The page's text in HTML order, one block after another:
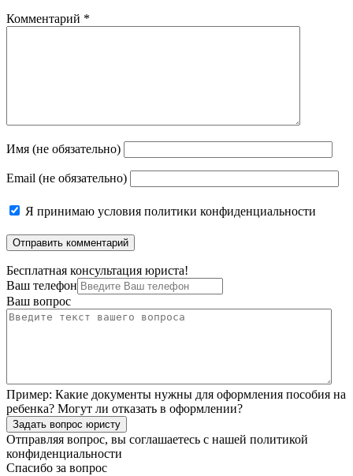
Комментарий *
Имя (не обязательно)
Email (не обязательно)
Я принимаю условия политики конфиденциальности
Бесплатная консультация юриста!
Ваш телефон
Ваш вопрос
Пример: Какие документы нужны для оформления пособия на
ребенка? Могут ли отказать в оформлении?
Задать вопрос юристу
Отправляя вопрос, вы соглашаетесь с нашей политикой
конфиденциальности
Спасибо за вопрос